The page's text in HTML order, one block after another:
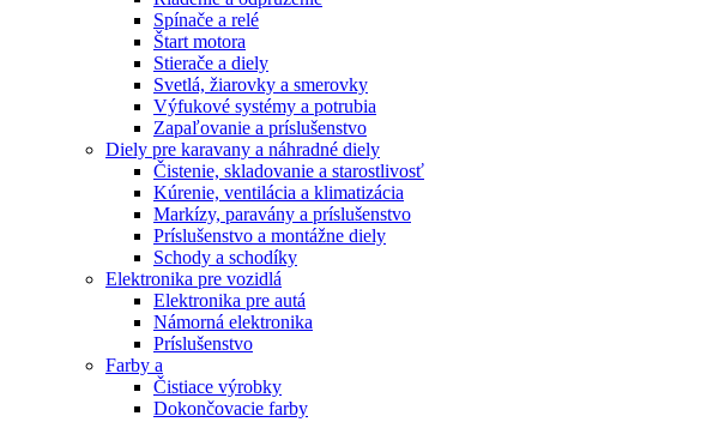
Spínače a relé
Štart motora
Stierače a diely
Svetlá, žiarovky a smerovky
Výfukové systémy a potrubia
Zapaľovanie a príslušenstvo
Diely pre karavany a náhradné diely
Čistenie, skladovanie a starostlivosť
Kúrenie, ventilácia a klimatizácia
Markízy, paravány a príslušenstvo
Príslušenstvo a montážne diely
Schody a schodíky
Elektronika pre vozidlá
Elektronika pre autá
Námorná elektronika
Príslušenstvo
Farby a
Čistiace výrobky
Dokončovacie farby